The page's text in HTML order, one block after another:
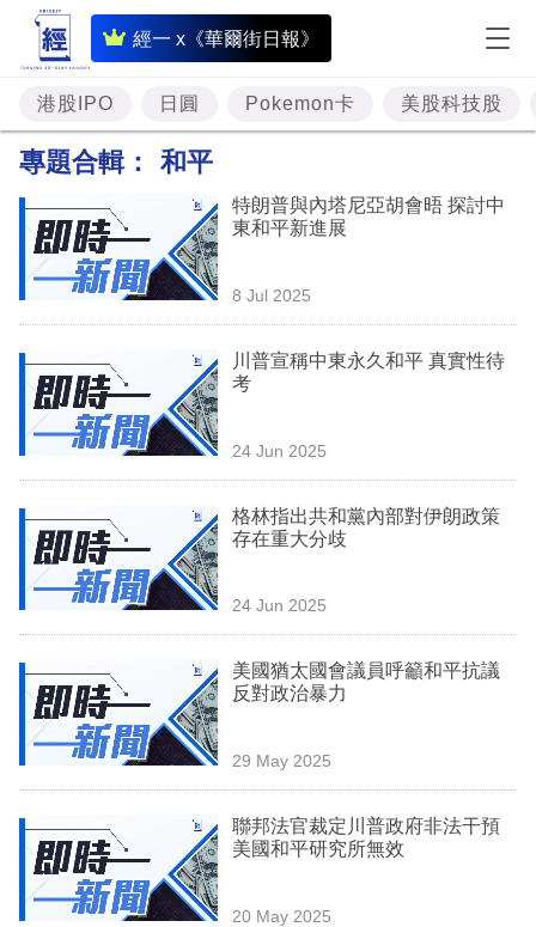
經一 x《華爾街日報》
即
時
財
經
投
資
理
業
科
技
場
生
時
事
港股IPO 日圓 Pokemon卡 美股科技股
專題合輯： 和平
特朗普與內塔尼亞胡會晤 探討中
東和平新進展
8 Jul 2025
川普宣稱中東永久和平 真實性待
考
24 Jun 2025
格林指出共和黨內部對伊朗政策
存在重大分歧
24 Jun 2025
美國猶太國會議員呼籲和平抗議
反對政治暴力
29 May 2025
聯邦法官裁定川普政府非法干預
美國和平研究所無效
20 May 2025